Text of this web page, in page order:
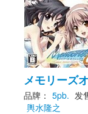
メモリーズ
品牌： 5pb. 发
輿水隆之